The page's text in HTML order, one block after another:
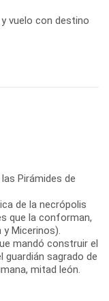
vuelo con destino
Pirámides de
de la necrópolis
que la conforman,
Micerinos).
mandó construir el
sagrado de
mitad león.